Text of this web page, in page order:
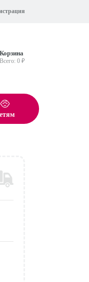
Корзина
Всего:0 ₽